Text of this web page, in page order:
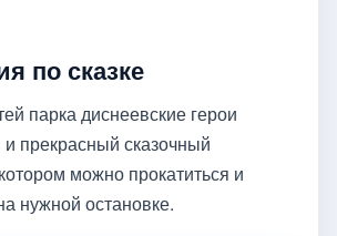
по сказке
парка диснеевские герои
прекрасный сказочный
можно прокатиться и
нужной остановке.